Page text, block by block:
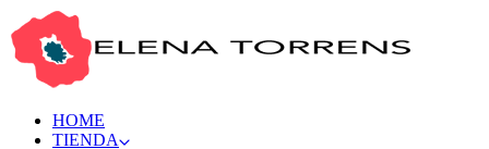
HOME
TIENDA